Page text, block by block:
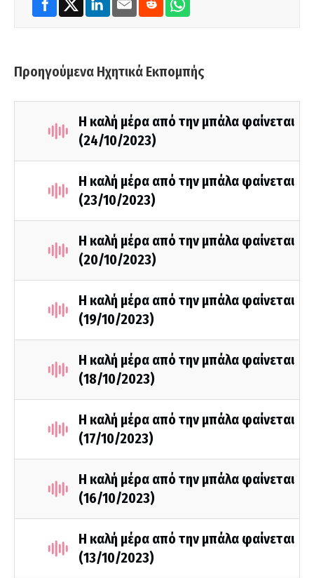
Προηγούμενα Ηχητικά Εκπομπής
Η καλή μέρα από την μπάλα φαίνεται
(24/10/2023)
Η καλή μέρα από την μπάλα φαίνεται
(23/10/2023)
Η καλή μέρα από την μπάλα φαίνεται
(20/10/2023)
Η καλή μέρα από την μπάλα φαίνεται
(19/10/2023)
Η καλή μέρα από την μπάλα φαίνεται
(18/10/2023)
Η καλή μέρα από την μπάλα φαίνεται
(17/10/2023)
Η καλή μέρα από την μπάλα φαίνεται
(16/10/2023)
Η καλή μέρα από την μπάλα φαίνεται
(13/10/2023)